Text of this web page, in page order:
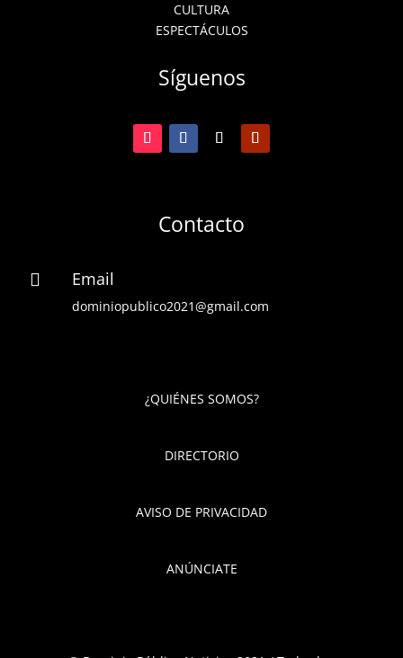
CULTURA
ESPECTÁCULOS
Síguenos
Contacto
 Email
dominiopublico2021@gmail.com
¿QUIÉNES SOMOS?
DIRECTORIO
AVISO DE PRIVACIDAD
ANÚNCIATE